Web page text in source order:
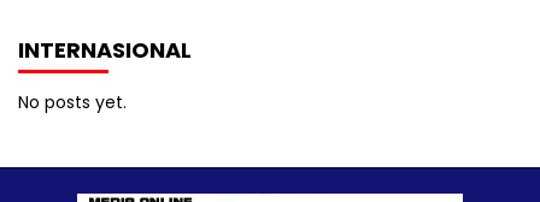
INTERNASIONAL
No posts yet.